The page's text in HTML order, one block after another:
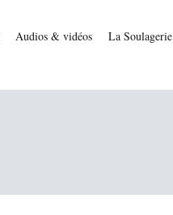
Audios & vidéos La Soulagerie